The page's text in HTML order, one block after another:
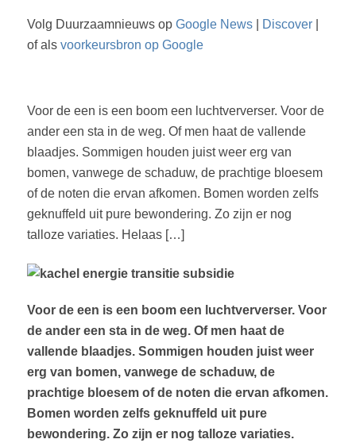
Volg Duurzaamnieuws op Google News| Discover|
of als voorkeursbron op Google
Voor de een is een boom een luchtververser. Voor de
ander een sta in de weg. Of men haat de vallende
blaadjes. Sommigen houden juist weer erg van
bomen, vanwege de schaduw, de prachtige bloesem
of de noten die ervan afkomen. Bomen worden zelfs
geknuffeld uit pure bewondering. Zo zijn er nog
talloze variaties. Helaas […]
Voor de een is een boom een luchtververser. Voor
de ander een sta in de weg. Of men haat de
vallende blaadjes. Sommigen houden juist weer
erg van bomen, vanwege de schaduw, de
prachtige bloesem of de noten die ervan afkomen.
Bomen worden zelfs geknuffeld uit pure
bewondering. Zo zijn er nog talloze variaties.